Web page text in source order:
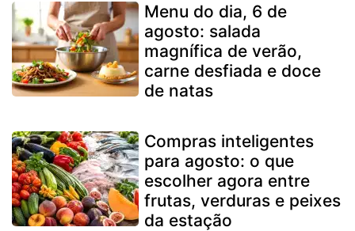
Menu do dia, 6 de
agosto: salada
magnífica de verão,
carne desfiada e doce
de natas
Compras inteligentes
para agosto: o que
escolher agora entre
frutas, verduras e peixes
da estação